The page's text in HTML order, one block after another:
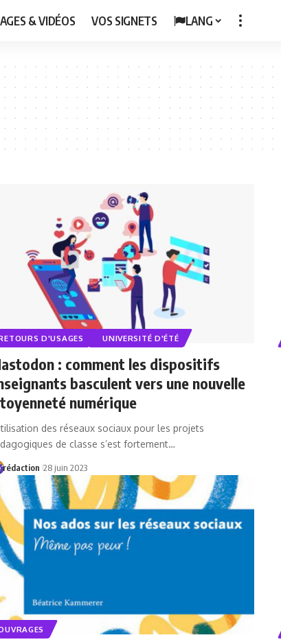
& VIDÉOS VOS SIGNETS LANG
D'USAGES UNIVERSITÉ D'ÉTÉ
: comment les dispositifs
basculent vers une nouvelle
numérique
des réseaux sociaux pour les projets
de classe s’est fortement…
rédaction 28 juin 2023